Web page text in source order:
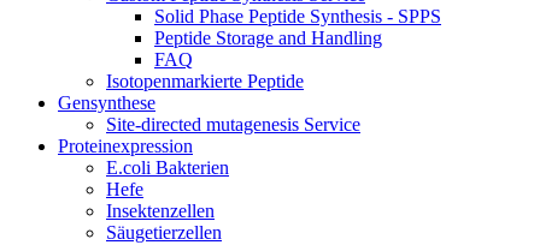
Solid Phase Peptide Synthesis - SPPS
Peptide Storage and Handling
FAQ
Isotopenmarkierte Peptide
Gensynthese
Site-directed mutagenesis Service
Proteinexpression
E.coli Bakterien
Hefe
Insektenzellen
Säugetierzellen